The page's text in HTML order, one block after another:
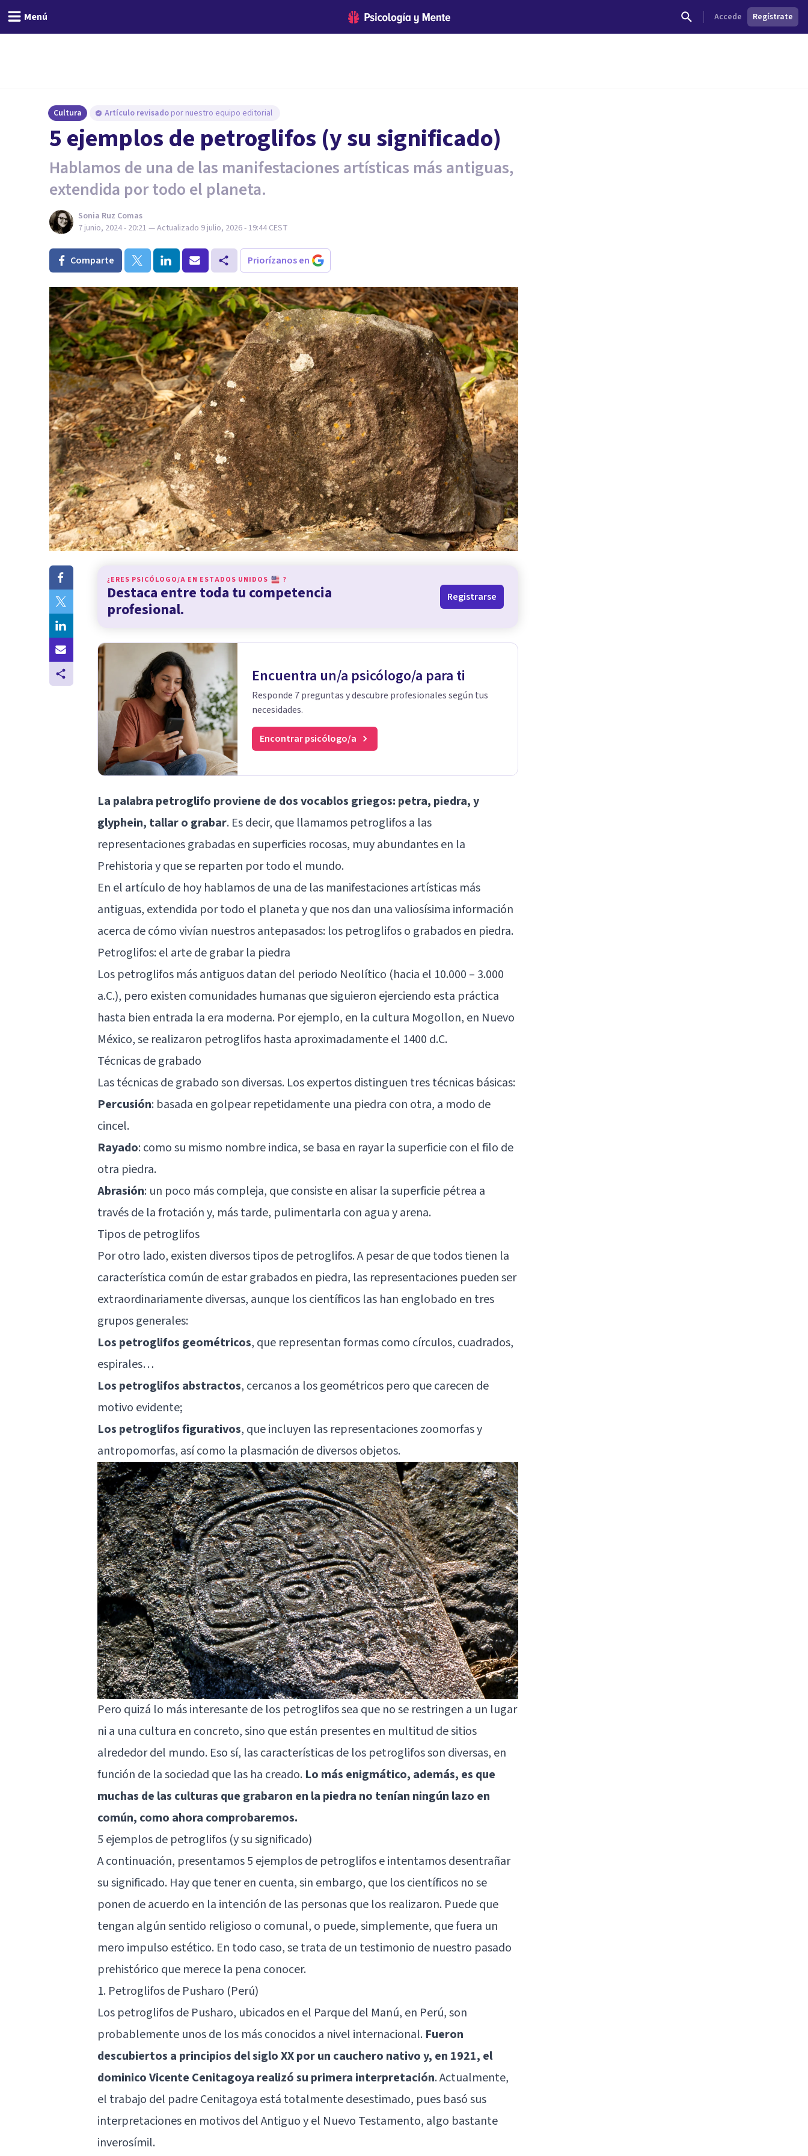
Menú Accede Regístrate
Cultura Artículo revisado por nuestro equipo editorial
5 ejemplos de petroglifos (y su significado)
Hablamos de una de las manifestaciones artísticas más antiguas,
extendida por todo el planeta.
Sonia Ruz Comas
7 junio, 2024 - 20:21 — Actualizado 9 julio, 2026 - 19:44 CEST
Comparte Priorízanos en
¿ERES PSICÓLOGO/A EN ESTADOS UNIDOS ?
Destaca entre toda tu competencia
profesional.
Registrarse
Encuentra un/a psicólogo/a para ti
Responde 7 preguntas y descubre profesionales según tus
necesidades.
Encontrar psicólogo/a
La palabra petroglifo proviene de dos vocablos griegos: petra, piedra, y
glyphein, tallar o grabar. Es decir, que llamamos petroglifos a las
representaciones grabadas en superficies rocosas, muy abundantes en la
Prehistoria y que se reparten por todo el mundo.
En el artículo de hoy hablamos de una de las manifestaciones artísticas más
antiguas, extendida por todo el planeta y que nos dan una valiosísima información
acerca de cómo vivían nuestros antepasados: los petroglifos o grabados en piedra.
Petroglifos: el arte de grabar la piedra
Los petroglifos más antiguos datan del periodo Neolítico (hacia el 10.000 – 3.000
a.C.), pero existen comunidades humanas que siguieron ejerciendo esta práctica
hasta bien entrada la era moderna. Por ejemplo, en la cultura Mogollon, en Nuevo
México, se realizaron petroglifos hasta aproximadamente el 1400 d.C.
Técnicas de grabado
Las técnicas de grabado son diversas. Los expertos distinguen tres técnicas básicas:
Percusión: basada en golpear repetidamente una piedra con otra, a modo de
cincel.
Rayado: como su mismo nombre indica, se basa en rayar la superficie con el filo de
otra piedra.
Abrasión: un poco más compleja, que consiste en alisar la superficie pétrea a
través de la frotación y, más tarde, pulimentarla con agua y arena.
Tipos de petroglifos
Por otro lado, existen diversos tipos de petroglifos. A pesar de que todos tienen la
característica común de estar grabados en piedra, las representaciones pueden ser
extraordinariamente diversas, aunque los científicos las han englobado en tres
grupos generales:
Los petroglifos geométricos, que representan formas como círculos, cuadrados,
espirales…
Los petroglifos abstractos, cercanos a los geométricos pero que carecen de
motivo evidente;
Los petroglifos figurativos, que incluyen las representaciones zoomorfas y
antropomorfas, así como la plasmación de diversos objetos.
Pero quizá lo más interesante de los petroglifos sea que no se restringen a un lugar
ni a una cultura en concreto, sino que están presentes en multitud de sitios
alrededor del mundo. Eso sí, las características de los petroglifos son diversas, en
función de la sociedad que las ha creado. Lo más enigmático, además, es que
muchas de las culturas que grabaron en la piedra no tenían ningún lazo en
común, como ahora comprobaremos.
5 ejemplos de petroglifos (y su significado)
A continuación, presentamos 5 ejemplos de petroglifos e intentamos desentrañar
su significado. Hay que tener en cuenta, sin embargo, que los científicos no se
ponen de acuerdo en la intención de las personas que los realizaron. Puede que
tengan algún sentido religioso o comunal, o puede, simplemente, que fuera un
mero impulso estético. En todo caso, se trata de un testimonio de nuestro pasado
prehistórico que merece la pena conocer.
1. Petroglifos de Pusharo (Perú)
Los petroglifos de Pusharo, ubicados en el Parque del Manú, en Perú, son
probablemente unos de los más conocidos a nivel internacional. Fueron
descubiertos a principios del siglo XX por un cauchero nativo y, en 1921, el
dominico Vicente Cenitagoya realizó su primera interpretación. Actualmente,
el trabajo del padre Cenitagoya está totalmente desestimado, pues basó sus
interpretaciones en motivos del Antiguo y el Nuevo Testamento, algo bastante
inverosímil.